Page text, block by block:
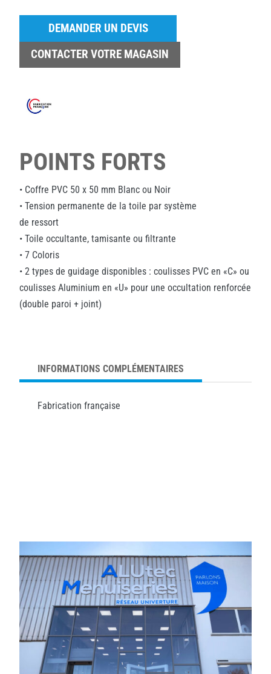
DEMANDER UN DEVIS
CONTACTER VOTRE MAGASIN
POINTS FORTS
• Coffre PVC 50 x 50 mm Blanc ou Noir
• Tension permanente de la toile par système
de ressort
• Toile occultante, tamisante ou filtrante
• 7 Coloris
• 2 types de guidage disponibles : coulisses PVC en «C» ou
coulisses Aluminium en «U» pour une occultation renforcée
(double paroi + joint)
INFORMATIONS COMPLÉMENTAIRES
Fabrication française